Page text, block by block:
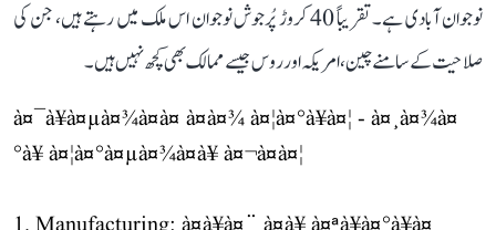
نوجوان آبادی ہے۔ تقریباً 40 کروڑ پُرجوش نوجوان اس ملک میں رہتے ہیں، جن کی
صلاحیت کے سامنے چین، امریکہ اور روس جیسے ممالک بھی کچھ نہیں ہیں۔
à¤¯à¥à¤µà¤¾à¤à¤ à¤à¤¾ à¤¦à¤°à¥à¤¦ - à¤¸à¤¾à¤
°à¥ à¤¦à¤°à¤µà¤¾à¤à¥ à¤¬à¤à¤¦